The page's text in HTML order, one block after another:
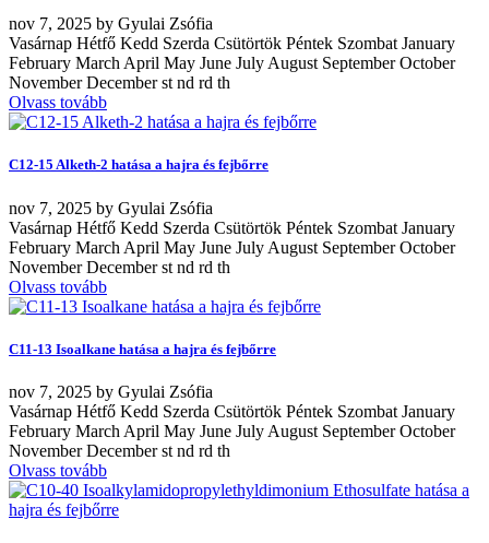
nov 7, 2025 by Gyulai Zsófia
Vasárnap Hétfő Kedd Szerda Csütörtök Péntek Szombat January
February March April May June July August September October
November December st nd rd th
Olvass tovább
C12-15 Alketh-2 hatása a hajra és fejbőrre
nov 7, 2025 by Gyulai Zsófia
Vasárnap Hétfő Kedd Szerda Csütörtök Péntek Szombat January
February March April May June July August September October
November December st nd rd th
Olvass tovább
C11-13 Isoalkane hatása a hajra és fejbőrre
nov 7, 2025 by Gyulai Zsófia
Vasárnap Hétfő Kedd Szerda Csütörtök Péntek Szombat January
February March April May June July August September October
November December st nd rd th
Olvass tovább